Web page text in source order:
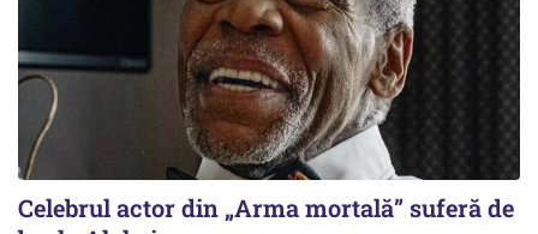
Celebrul actor din „Arma mortală” suferă de